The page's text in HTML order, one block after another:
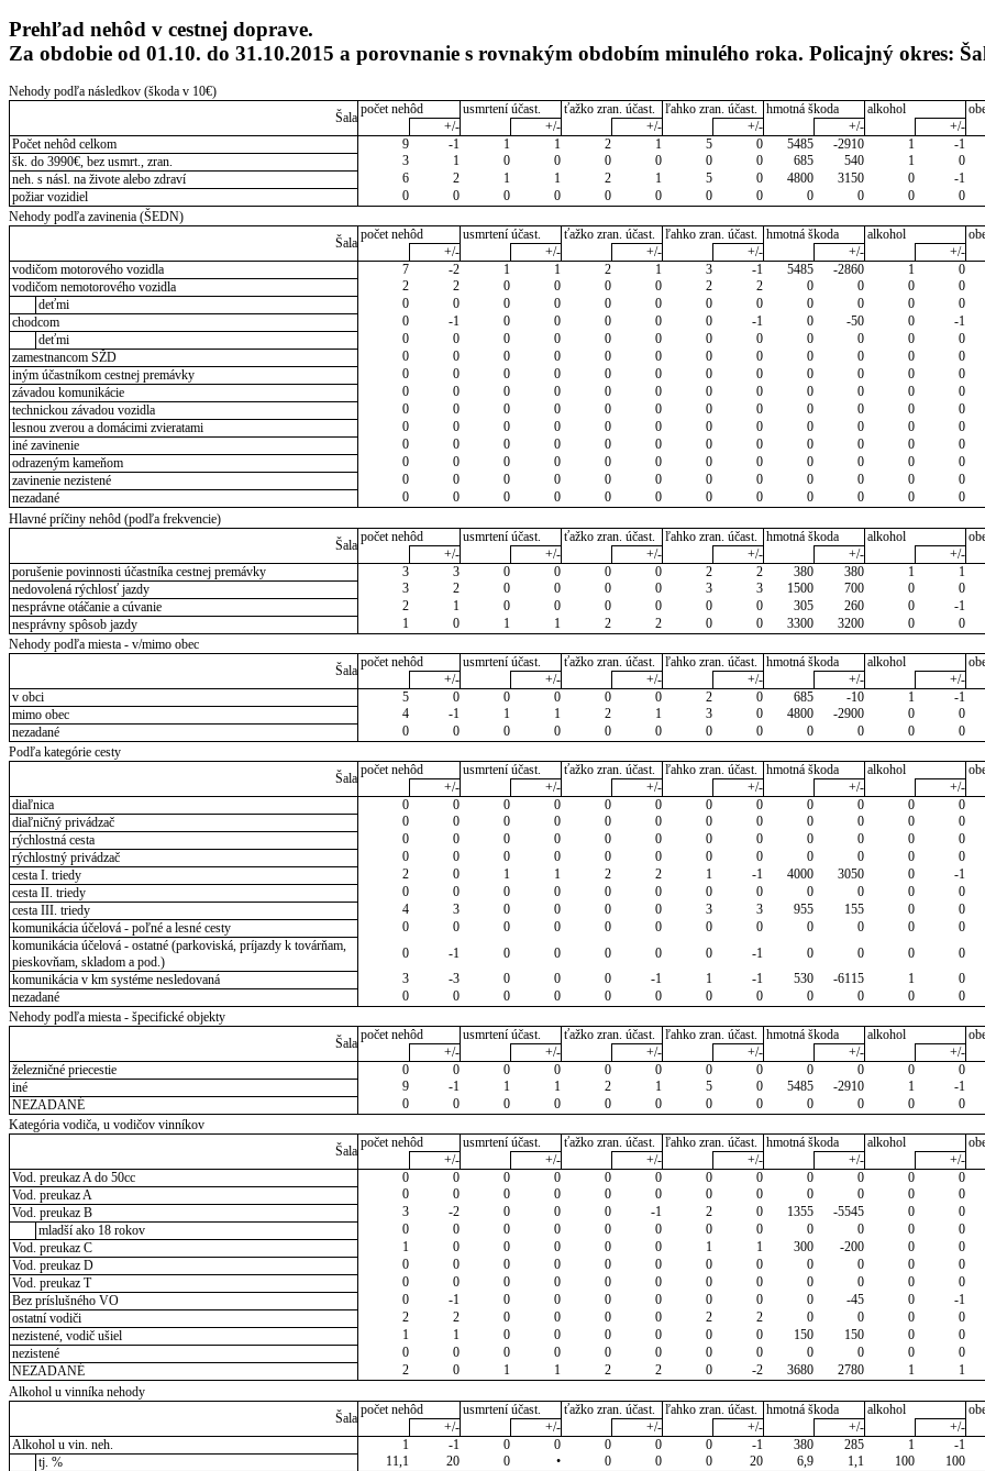
Prehľad nehôd v cestnej doprave.
Za obdobie od 01.10. do 31.10.2015 a porovnanie s rovnakým obdobím minulého roka. Policajný okres:
Nehody podľa následkov (škoda v 10€)
Šala
počet nehôd usmrtení účast. ťažko zran. účast. ľahko zran. účast. hmotná škoda alkohol
+/-
+/- +/- +/- +/- +/-
Počet nehôd celkom
9 -1 1 1 2 1 5 0 5485 -2910 1 -1
šk. do 3990€, bez usmrt., zran.
3 1 0 0 0 0 0 0 685 540 1 0
neh. s násl. na živote alebo zdraví
6 2 1 1 2 1 5 0 4800 3150 0 -1
požiar vozidiel
0 0 0 0 0 0 0 0 0 0 0 0
Nehody podľa zavinenia (ŠEDN)
Šala
počet nehôd usmrtení účast. ťažko zran. účast. ľahko zran. účast. hmotná škoda alkohol
+/-
+/- +/- +/- +/- +/-
vodičom motorového vozidla
7 -2 1 1 2 1 3 -1 5485 -2860 1 0
vodičom nemotorového vozidla
2 2 0 0 0 0 2 2 0 0 0 0
deťmi
0 0 0 0 0 0 0 0 0 0 0 0
chodcom
0 -1 0 0 0 0 0 -1 0 -50 0 -1
deťmi
0 0 0 0 0 0 0 0 0 0 0 0
zamestnancom SŽD
0 0 0 0 0 0 0 0 0 0 0 0
iným účastníkom cestnej premávky
0 0 0 0 0 0 0 0 0 0 0 0
závadou komunikácie
0 0 0 0 0 0 0 0 0 0 0 0
technickou závadou vozidla
0 0 0 0 0 0 0 0 0 0 0 0
lesnou zverou a domácimi zvieratami
0 0 0 0 0 0 0 0 0 0 0 0
iné zavinenie
0 0 0 0 0 0 0 0 0 0 0 0
odrazeným kameňom
0 0 0 0 0 0 0 0 0 0 0 0
zavinenie nezistené
0 0 0 0 0 0 0 0 0 0 0 0
nezadané
0 0 0 0 0 0 0 0 0 0 0 0
Hlavné príčiny nehôd (podľa frekvencie)
Šala
počet nehôd usmrtení účast. ťažko zran. účast. ľahko zran. účast. hmotná škoda alkohol
+/-
+/- +/- +/- +/- +/-
porušenie povinnosti účastníka cestnej premávky
3 3 0 0 0 0 2 2 380 380 1 1
nedovolená rýchlosť jazdy
3 2 0 0 0 0 3 3 1500 700 0 0
nesprávne otáčanie a cúvanie
2 1 0 0 0 0 0 0 305 260 0 -1
nesprávny spôsob jazdy
1 0 1 1 2 2 0 0 3300 3200 0 0
Nehody podľa miesta - v/mimo obec
Šala
počet nehôd usmrtení účast. ťažko zran. účast. ľahko zran. účast. hmotná škoda alkohol
+/-
+/- +/- +/- +/- +/-
v obci
5 0 0 0 0 0 2 0 685 -10 1 -1
mimo obec
4 -1 1 1 2 1 3 0 4800 -2900 0 0
nezadané
0 0 0 0 0 0 0 0 0 0 0 0
Podľa kategórie cesty
Šala
počet nehôd usmrtení účast. ťažko zran. účast. ľahko zran. účast. hmotná škoda alkohol
+/-
+/- +/- +/- +/- +/-
diaľnica
0 0 0 0 0 0 0 0 0 0 0 0
diaľničný privádzač
0 0 0 0 0 0 0 0 0 0 0 0
rýchlostná cesta
0 0 0 0 0 0 0 0 0 0 0 0
rýchlostný privádzač
0 0 0 0 0 0 0 0 0 0 0 0
cesta I. triedy
2 0 1 1 2 2 1 -1 4000 3050 0 -1
cesta II. triedy
0 0 0 0 0 0 0 0 0 0 0 0
cesta III. triedy
4 3 0 0 0 0 3 3 955 155 0 0
komunikácia účelová - poľné a lesné cesty
0 0 0 0 0 0 0 0 0 0 0 0
komunikácia účelová - ostatné (parkoviská, príjazdy k továrňam,
pieskovňam, skladom a pod.)
0 -1 0 0 0 0 0 -1 0 0 0 0
komunikácia v km systéme nesledovaná
3 -3 0 0 0 -1 1 -1 530 -6115 1 0
nezadané
0 0 0 0 0 0 0 0 0 0 0 0
Nehody podľa miesta - špecifické objekty
Šala
počet nehôd usmrtení účast. ťažko zran. účast. ľahko zran. účast. hmotná škoda alkohol
+/-
+/- +/- +/- +/- +/-
železničné priecestie
0 0 0 0 0 0 0 0 0 0 0 0
iné
9 -1 1 1 2 1 5 0 5485 -2910 1 -1
NEZADANÉ
0 0 0 0 0 0 0 0 0 0 0 0
Kategória vodiča, u vodičov vinníkov
Šala
počet nehôd usmrtení účast. ťažko zran. účast. ľahko zran. účast. hmotná škoda alkohol
+/-
+/- +/- +/- +/- +/-
Vod. preukaz A do 50cc
0 0 0 0 0 0 0 0 0 0 0 0
Vod. preukaz A
0 0 0 0 0 0 0 0 0 0 0 0
Vod. preukaz B
3 -2 0 0 0 -1 2 0 1355 -5545 0 0
mladší ako 18 rokov
0 0 0 0 0 0 0 0 0 0 0 0
Vod. preukaz C
1 0 0 0 0 0 1 1 300 -200 0 0
Vod. preukaz D
0 0 0 0 0 0 0 0 0 0 0 0
Vod. preukaz T
0 0 0 0 0 0 0 0 0 0 0 0
Bez príslušného VO
0 -1 0 0 0 0 0 0 0 -45 0 -1
ostatní vodiči
2 2 0 0 0 0 2 2 0 0 0 0
nezistené, vodič ušiel
1 1 0 0 0 0 0 0 150 150 0 0
nezistené
0 0 0 0 0 0 0 0 0 0 0 0
NEZADANÉ
2 0 1 1 2 2 0 -2 3680 2780 1 1
Alkohol u vinníka nehody
Šala
počet nehôd usmrtení účast. ťažko zran. účast. ľahko zran. účast. hmotná škoda alkohol
+/-
+/- +/- +/- +/- +/-
Alkohol u vin. neh.
1 -1 0 0 0 0 0 -1 380 285 1 -1
tj. %
11,1 20 0 • 0 0 0 20 6,9 1,1 100 100